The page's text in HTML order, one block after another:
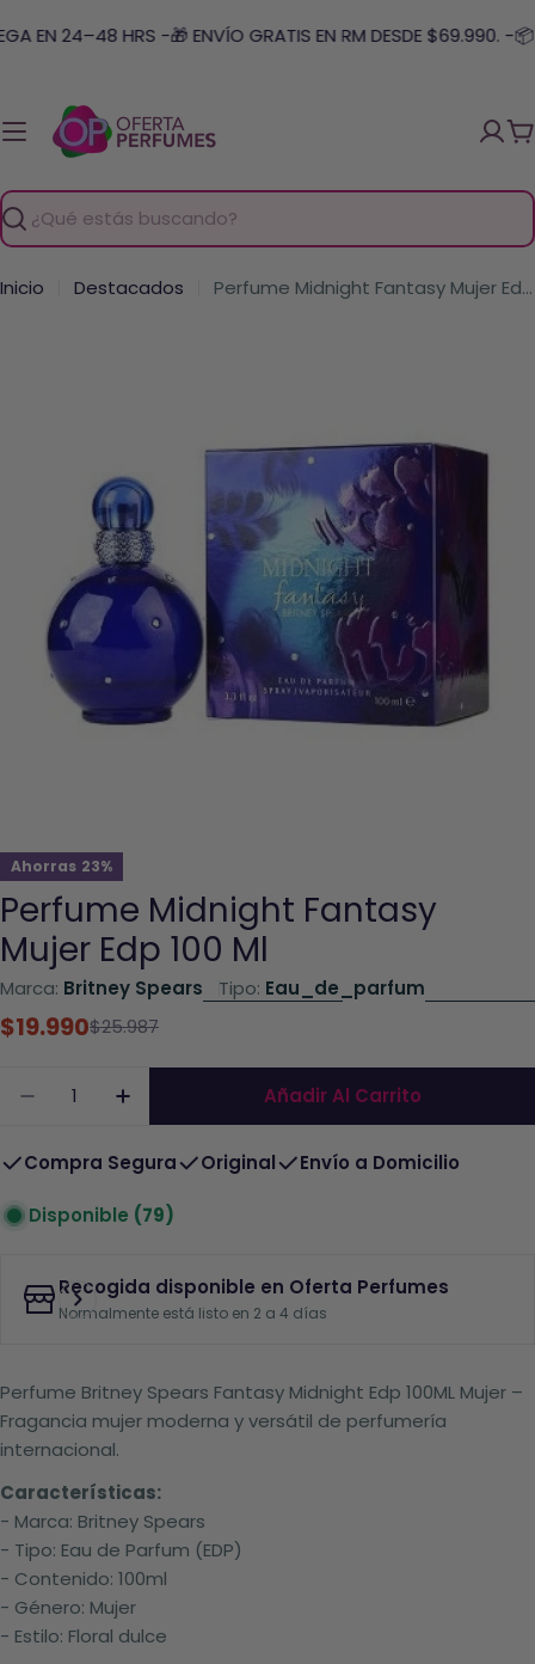
al
EN 24–48 HRS -🎁 ENVÍO GRATIS EN RM DESDE $69.990. -📦
Buscar
Inicio Destacados Perfume Midnight Fantasy Mujer Edp 100 Ml
el archivo 0 en una ventana modal
Ahorras 23%
Perfume Midnight Fantasy
Mujer Edp 100 Ml
Marca: Britney Spears Tipo: Eau_de_parfum
Precio
$19.990
Precio
$25.987
Disminuir La Cantidad De Perfume Midnight
Aumentar La Cantidad De Perfume
Añadir Al Carrito
Compra Segura Original Envío a Domicilio
Disponible (79)
Recogida disponible en Oferta Perfumes
Normalmente está listo en 2 a 4 días
Perfume Britney Spears Fantasy Midnight Edp 100ML Mujer –
Fragancia mujer moderna y versátil de perfumería
internacional.
Características:
- Marca: Britney Spears
- Tipo: Eau de Parfum (EDP)
- Contenido: 100ml
- Género: Mujer
- Estilo: Floral dulce